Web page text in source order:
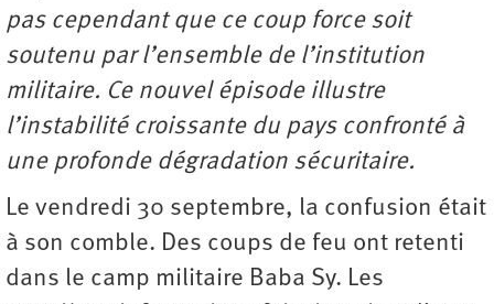
pas cependant que ce coup force soit
soutenu par l’ensemble de l’institution
militaire. Ce nouvel épisode illustre
l’instabilité croissante du pays confronté à
une profonde dégradation sécuritaire.
Le vendredi 30 septembre, la confusion était
à son comble. Des coups de feu ont retenti
dans le camp militaire Baba Sy. Les